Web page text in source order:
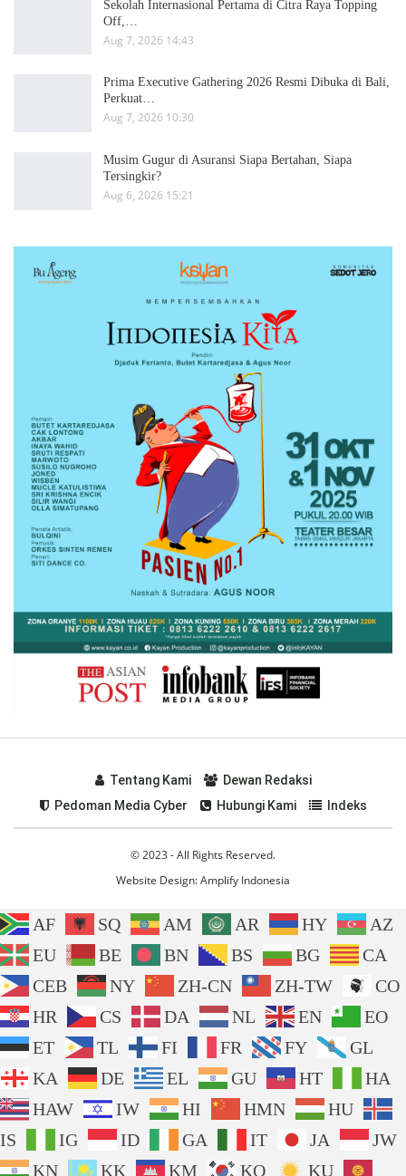
Sekolah Internasional Pertama di Citra Raya Topping
Off,…
Aug 7, 2026 14:43
Prima Executive Gathering 2026 Resmi Dibuka di Bali,
Perkuat…
Aug 7, 2026 10:30
Musim Gugur di Asuransi Siapa Bertahan, Siapa
Tersingkir?
Aug 6, 2026 15:21
Tentang Kami
Dewan Redaksi
Pedoman Media Cyber
Hubungi Kami Indeks
© 2023 - All Rights Reserved.
Website Design:Amplify Indonesia
AF SQ AM AR HY
AZ
EU
BE BN BS BG
CA
CEB
NY ZH-CN ZH-TW
CO
HR
CS DA NL EN
EO
ET
TL FI FR FY
GL
KA
DE EL GU HT
HA
HAW
IW HI HMN
HU
IS
IG ID GA IT JA
JW
KN
KK KM KO KU